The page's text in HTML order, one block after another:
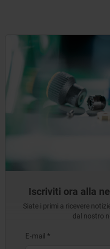
Iscriviti ora alla
Siate i primi a ricevere
dal nostro